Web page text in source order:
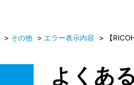
> その他 > エラー表示内容 > 【
よくあ